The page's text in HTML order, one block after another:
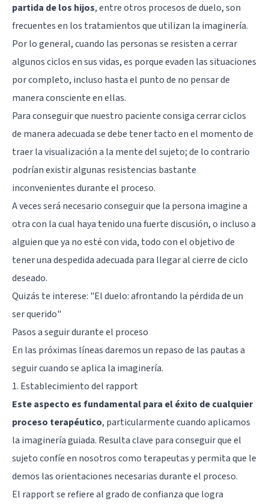
partida de los hijos, entre otros procesos de duelo, son
frecuentes en los tratamientos que utilizan la imaginería.
Por lo general, cuando las personas se resisten a cerrar
algunos ciclos en sus vidas, es porque evaden las situaciones
por completo, incluso hasta el punto de no pensar de
manera consciente en ellas.
Para conseguir que nuestro paciente consiga cerrar ciclos
de manera adecuada se debe tener tacto en el momento de
traer la visualización a la mente del sujeto; de lo contrario
podrían existir algunas resistencias bastante
inconvenientes durante el proceso.
A veces será necesario conseguir que la persona imagine a
otra con la cual haya tenido una fuerte discusión, o incluso a
alguien que ya no esté con vida, todo con el objetivo de
tener una despedida adecuada para llegar al cierre de ciclo
deseado.
Quizás te interese: "El duelo: afrontando la pérdida de un
ser querido"
Pasos a seguir durante el proceso
En las próximas líneas daremos un repaso de las pautas a
seguir cuando se aplica la imaginería.
1. Establecimiento del rapport
Este aspecto es fundamental para el éxito de cualquier
proceso terapéutico, particularmente cuando aplicamos
la imaginería guiada. Resulta clave para conseguir que el
sujeto confíe en nosotros como terapeutas y permita que le
demos las orientaciones necesarias durante el proceso.
El rapport se refiere al grado de confianza que logra